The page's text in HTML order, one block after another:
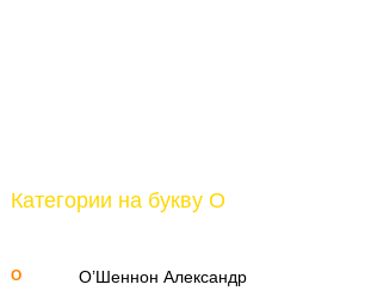
Категории на букву О
О
О’Шеннон Александр